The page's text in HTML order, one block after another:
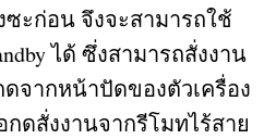
ะก่อน จึงจะสามารถใช้
ได้ ซึ่งสามารถสั่งงาน
จากหน้าปัดของตัวเครื่อง
ดสั่งงานจากรีโมทไร้สาย